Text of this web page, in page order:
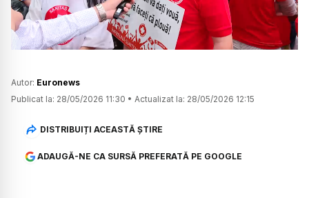
Autor: Euronews
Publicat la: 28/05/2026 11:30 • Actualizat la: 28/05/2026 12:15
DISTRIBUIȚI ACEASTĂ ȘTIRE
ADAUGĂ-NE CA SURSĂ PREFERATĂ PE GOOGLE